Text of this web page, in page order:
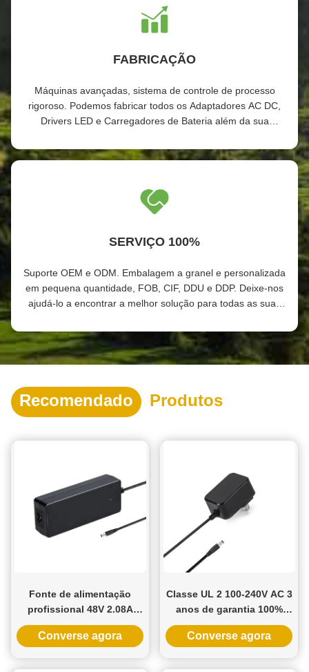
FABRICAÇÃO
Máquinas avançadas, sistema de controle de processo
rigoroso. Podemos fabricar todos os Adaptadores AC DC,
Drivers LED e Carregadores de Bateria além da sua
SERVIÇO 100%
Suporte OEM e ODM. Embalagem a granel e personalizada
em pequena quantidade, FOB, CIF, DDU e DDP. Deixe-nos
ajudá-lo a encontrar a melhor solução para todas as suas
Recomendado Produtos
Fonte de alimentação
profissional 48V 2.08A
100W Classe 2 com
certificação UL para
Converse agora
Classe UL 2 100-240V AC 3
anos de garantia 100%
material PC de montagem
na parede Fornecimento
Converse agora